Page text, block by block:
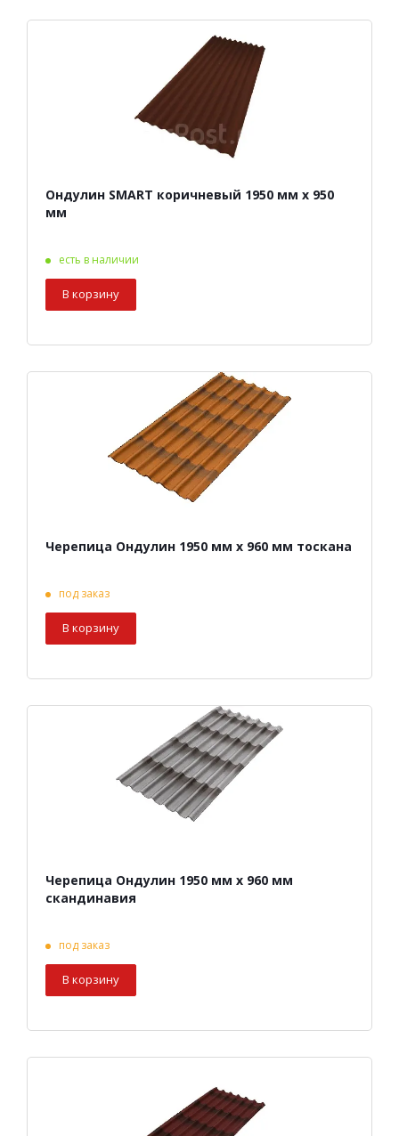
Ондулин SMART коричневый 1950 мм х 950
мм
есть в наличии
В корзину
Черепица Ондулин 1950 мм х 960 мм тоскана
под заказ
В корзину
Черепица Ондулин 1950 мм х 960 мм
скандинавия
под заказ
В корзину